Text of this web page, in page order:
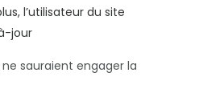
l’utilisateur du site
jour
sauraient engager la